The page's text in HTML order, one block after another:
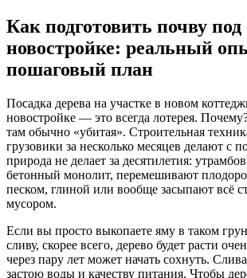
Как подготовить почву под
новостройке: реальный
пошаговый план
Посадка дерева на участке в новом
новостройке — это всегда лотерея.
там обычно «убитая». Строительная
грузовики за несколько месяцев делают с
природа не делает за десятилетия:
бетонный монолит, перемешивают
песком, глиной или вообще засыпают всё
мусором.
Если вы просто выкопаете яму в таком
сливу, скорее всего, дерево будет расти
через пару лет может начать сохнуть.
застою воды и качеству питания. Чтобы